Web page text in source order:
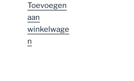
Toevoegen
aan
winkelwage
n